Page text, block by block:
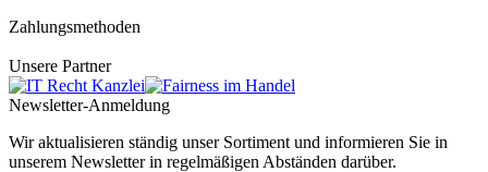
Zahlungsmethoden
Unsere Partner
Newsletter-Anmeldung
Wir aktualisieren ständig unser Sortiment und informieren Sie in
unserem Newsletter in regelmäßigen Abständen darüber.